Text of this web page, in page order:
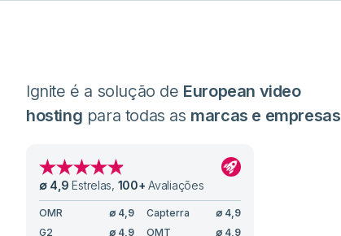
Ignite é a solução de European video
hosting para todas as marcas e empresas
∅ 4,9 Estrelas, 100+ Avaliações
OMR ∅ 4,9 Capterra ∅ 4,9
G2
∅ 4,9 OMT ∅ 4,9